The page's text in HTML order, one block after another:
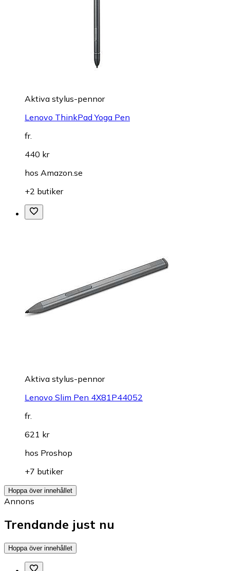
Aktiva stylus-pennor
Lenovo ThinkPad Yoga Pen
fr.
440 kr
hos Amazon.se
+2 butiker
Aktiva stylus-pennor
Lenovo Slim Pen 4X81P44052
fr.
621 kr
hos Proshop
+7 butiker
Hoppa över innehållet
Annons
Trendande just nu
Hoppa över innehållet